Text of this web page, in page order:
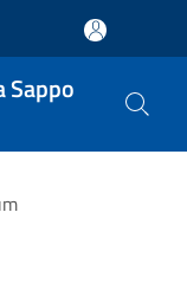
Sappo